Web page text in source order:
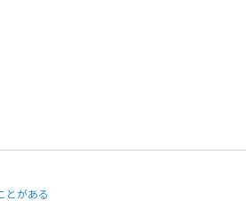
とがある